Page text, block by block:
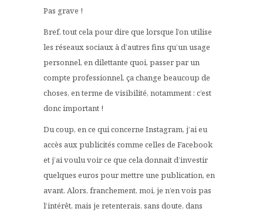
Pas grave !
Bref, tout cela pour dire que lorsque l’on utilise
les réseaux sociaux à d’autres fins qu’un usage
personnel, en dilettante quoi, passer par un
compte professionnel, ça change beaucoup de
choses, en terme de visibilité, notamment : c’est
donc important !
Du coup, en ce qui concerne Instagram, j’ai eu
accès aux publicités comme celles de Facebook
et j’ai voulu voir ce que cela donnait d’investir
quelques euros pour mettre une publication, en
avant. Alors, franchement, moi, je n’en vois pas
l’intérêt, mais je retenterais, sans doute, dans